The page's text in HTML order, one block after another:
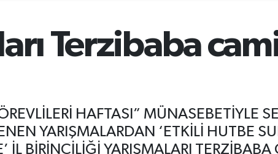
Terzibaba
HAFTASI” MÜNASEBETİYLE
YARIŞMALARDAN ‘ETKİLİ HUTBE
İL BİRİNCİLİĞİ YARIŞMALARI